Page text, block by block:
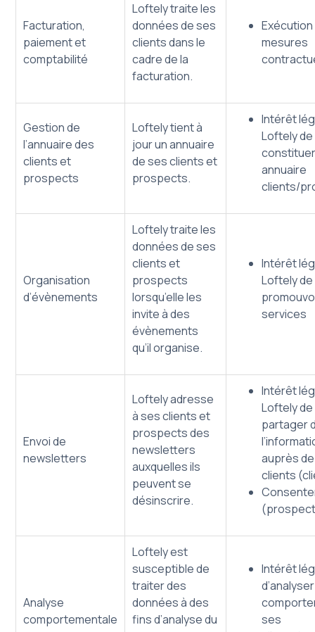
Facturation,
paiement et
comptabilité
Loftely traite les
données de ses
clients dans le
cadre de la
facturation.
mesures
Gestion de
l’annuaire des
clients et
prospects
Loftely tient à
jour un annuaire
de ses clients et
prospects.
Intérêt
Loftely de
annuaire
clients/
Organisation
d’évènements
Loftely traite les
données de ses
clients et
prospects
lorsqu’elle les
invite à des
évènements
qu’il organise.
Intérêt
Loftely de
services
Envoi de
newsletters
Loftely adresse
à ses clients et
prospects des
newsletters
auxquelles ils
peuvent se
désinscrire.
Intérêt
Loftely de
partager
auprès
clients
Analyse
comportementale
Loftely est
susceptible de
traiter des
données à des
fins d’analyse du
Intérêt
ses